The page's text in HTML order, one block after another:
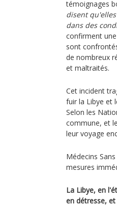
témoignages
disent
dans des
confirment
sont
de nombreux
et maltraités.
Cet incident
fuir la Libye et
Selon les
commune, et
leur voyage
Médecins
mesures
La Libye, en
en détresse,